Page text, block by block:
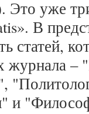
уже
В
статей,
журнала –
и